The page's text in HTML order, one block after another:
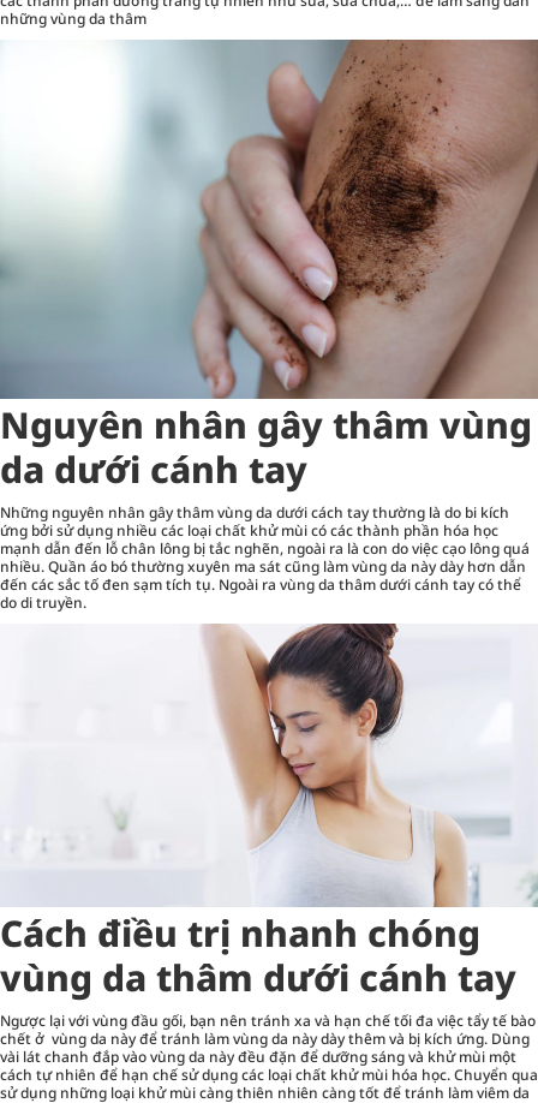
những vùng da thâm
Nguyên nhân gây thâm vùng
da dưới cánh tay
Những nguyên nhân gây thâm vùng da dưới cách tay thường là do bi kích
ứng bởi sử dụng nhiều các loại chất khử mùi có các thành phần hóa học
mạnh dẫn đến lỗ chân lông bị tắc nghẽn, ngoài ra là con do việc cạo lông quá
nhiều. Quần áo bó thường xuyên ma sát cũng làm vùng da này dày hơn dẫn
đến các sắc tố đen sạm tích tụ. Ngoài ra vùng da thâm dưới cánh tay có thể
do di truyền.
Cách điều trị nhanh chóng
vùng da thâm dưới cánh tay
Ngược lại với vùng đầu gối, bạn nên tránh xa và hạn chế tối đa việc tẩy tế bào
chết ở vùng da này để tránh làm vùng da này dày thêm và bị kích ứng. Dùng
vài lát chanh đắp vào vùng da này đều đặn để dưỡng sáng và khử mùi một
cách tự nhiên để hạn chế sử dụng các loại chất khử mùi hóa học. Chuyển qua
sử dụng những loại khử mùi càng thiên nhiên càng tốt để tránh làm viêm da